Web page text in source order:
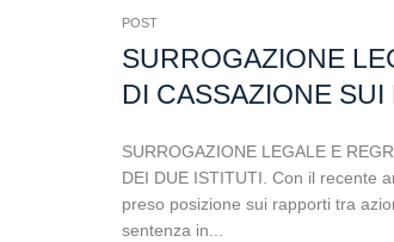
POST
SURROGAZIONE
DI CASSAZIONE SUI
SURROGAZIONE LEGALE E
DEI DUE ISTITUTI. Con il recente
preso posizione sui rapporti tra
sentenza in...